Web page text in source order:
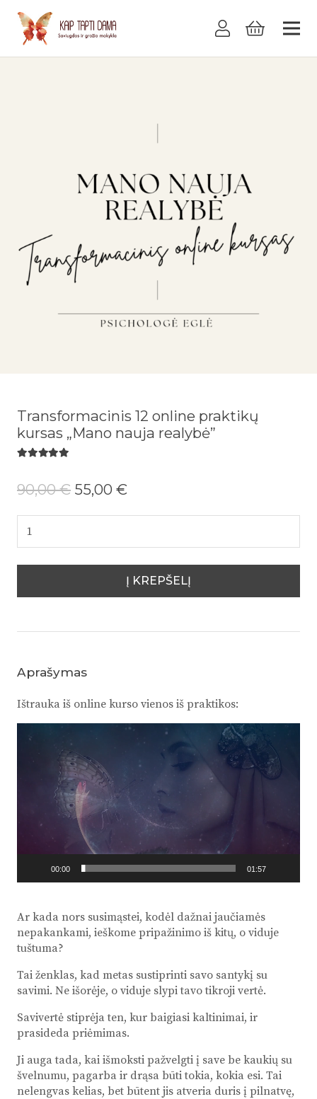
Transformacinis 12 online praktikų
kursas „Mano nauja realybė”
90,00€ 55,00 €
kiekis:
12
praktikų
"Mano
Į KREPŠELĮ
Aprašymas
Ištrauka iš online kurso vienos iš praktikos:
00:00 01:57
Ar kada nors susimąstei, kodėl dažnai jaučiamės
nepakankami, ieškome pripažinimo iš kitų, o viduje
tuštuma?
Tai ženklas, kad metas sustiprinti savo santykį su
savimi. Ne išorėje, o viduje slypi tavo tikroji vertė.
Savivertė stiprėja ten, kur baigiasi kaltinimai, ir
prasideda priėmimas.
Ji auga tada, kai išmoksti pažvelgti į save be kaukių su
švelnumu, pagarba ir drąsa būti tokia, kokia esi. Tai
nelengvas kelias, bet būtent jis atveria duris į pilnatvę,